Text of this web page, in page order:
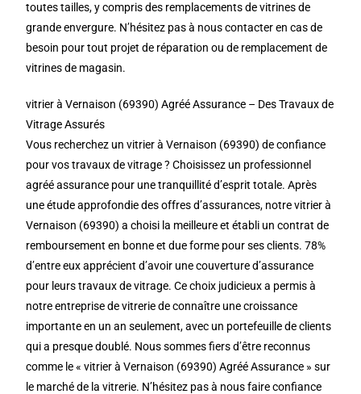
toutes tailles, y compris des remplacements de vitrines de
grande envergure. N’hésitez pas à nous contacter en cas de
besoin pour tout projet de réparation ou de remplacement de
vitrines de magasin.
vitrier à Vernaison (69390) Agréé Assurance – Des Travaux de
Vitrage Assurés
Vous recherchez un vitrier à Vernaison (69390) de confiance
pour vos travaux de vitrage ? Choisissez un professionnel
agréé assurance pour une tranquillité d’esprit totale. Après
une étude approfondie des offres d’assurances, notre vitrier à
Vernaison (69390) a choisi la meilleure et établi un contrat de
remboursement en bonne et due forme pour ses clients. 78%
d’entre eux apprécient d’avoir une couverture d’assurance
pour leurs travaux de vitrage. Ce choix judicieux a permis à
notre entreprise de vitrerie de connaître une croissance
importante en un an seulement, avec un portefeuille de clients
qui a presque doublé. Nous sommes fiers d’être reconnus
comme le « vitrier à Vernaison (69390) Agréé Assurance » sur
le marché de la vitrerie. N’hésitez pas à nous faire confiance